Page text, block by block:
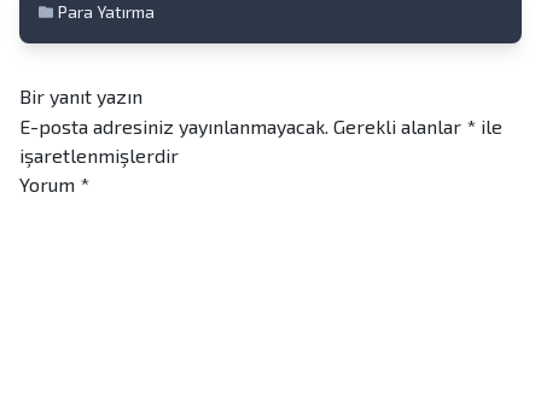
Para Yatırma
Bir yanıt yazın
E-posta adresiniz yayınlanmayacak. Gerekli alanlar * ile
işaretlenmişlerdir
Yorum *